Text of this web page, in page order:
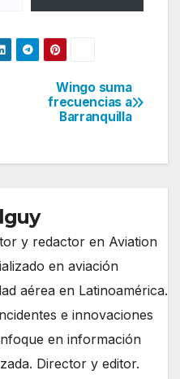
Wingo suma
frecuencias a
Barranquilla
y redactor en Aviation
en aviación
aérea en Latinoamérica.
e innovaciones
en información
Director y editor.